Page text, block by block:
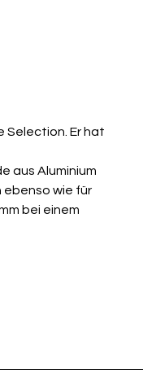
Selection. Er hat
aus Aluminium
wie für
bei einem